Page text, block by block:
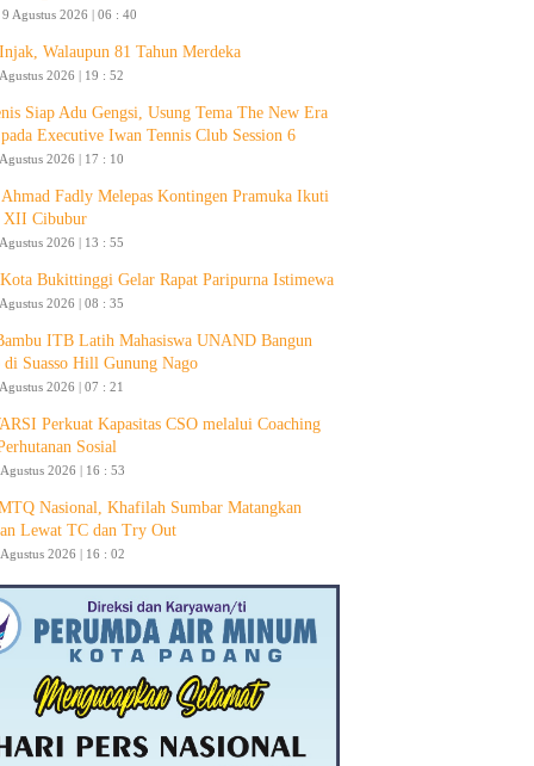
Agustus 2026 | 06 : 40
Walaupun 81 Tahun Merdeka
2026 | 19 : 52
Siap Adu Gengsi, Usung Tema The New Era
Executive Iwan Tennis Club Session 6
2026 | 17 : 10
Ahmad Fadly Melepas Kontingen Pramuka Ikuti
XII Cibubur
2026 | 13 : 55
Bukittinggi Gelar Rapat Paripurna Istimewa
2026 | 08 : 35
ITB Latih Mahasiswa UNAND Bangun
di Suasso Hill Gunung Nago
2026 | 07 : 21
Perkuat Kapasitas CSO melalui Coaching
Sosial
2026 | 16 : 53
Nasional, Khafilah Sumbar Matangkan
Lewat TC dan Try Out
2026 | 16 : 02